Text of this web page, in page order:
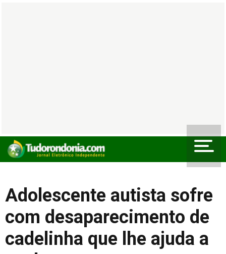
Adolescente autista sofre
com desaparecimento de
cadelinha que lhe ajuda a